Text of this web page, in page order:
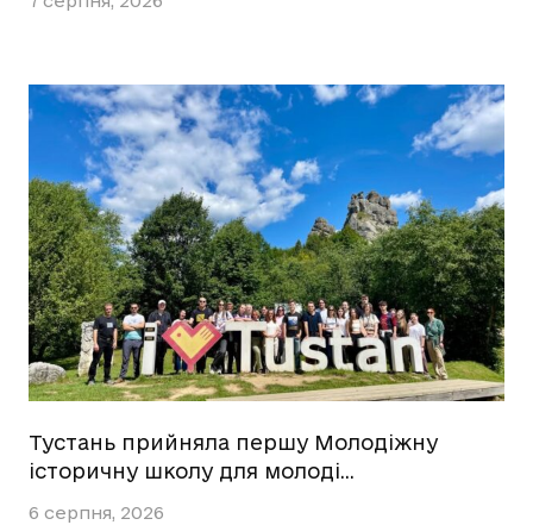
Тустань прийняла першу Молодіжну
історичну школу для молоді…
6 серпня, 2026